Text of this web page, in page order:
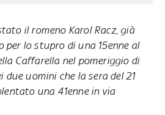
il romeno Karol Racz, già
per lo stupro di una 15enne al
Caffarella nel pomeriggio di
due uomini che la sera del 21
una 41enne in via